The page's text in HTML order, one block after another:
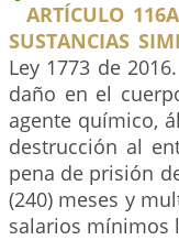
ARTÍCULO
SUSTANCIAS
Ley 1773 de
daño en el
agente químico,
destrucción al
pena de prisión
(240) meses y
salarios mínimos